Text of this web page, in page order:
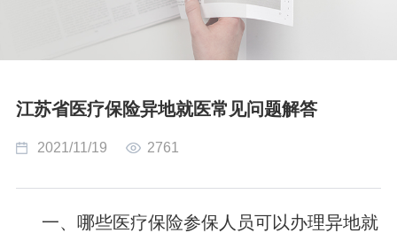
江苏省医疗保险异地就医常见问题解答
2021/11/19 2761
一、哪些医疗保险参保人员可以办理异地就